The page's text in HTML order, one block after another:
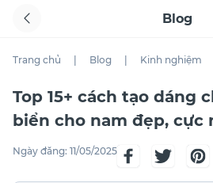
Blog
Trang chủ Blog Kinh nghiệm
Top 15+ cách tạo dáng
biển cho nam đẹp, cực
Ngày đăng: 11/05/2025